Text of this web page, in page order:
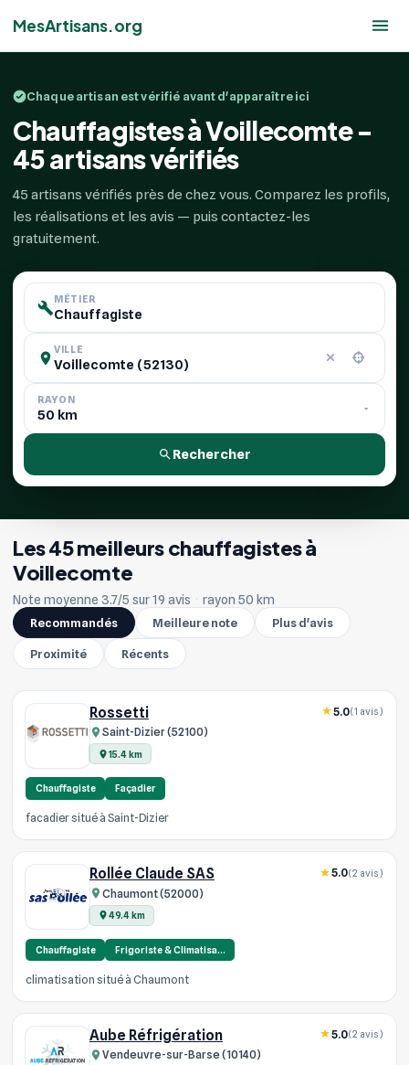
MesArtisans.org
Chaque artisan est vérifié avant d'apparaître ici
Chauffagistes à Voillecomte -
45 artisans vérifiés
45 artisans vérifiés près de chez vous. Comparez les profils,
les réalisations et les avis — puis contactez-les
gratuitement.
MÉTIER
VILLE
RAYON
Rechercher
Les 45 meilleurs chauffagistes à
Voillecomte
Note moyenne 3.7/5 sur 19 avis · rayon 50 km
Recommandés
Meilleure note Plus d'avis
Proximité Récents
Rossetti
Saint-Dizier (52100)
15.4 km
5.0(1 avis)
Chauffagiste Façadier
facadier situé à Saint-Dizier
Rollée Claude SAS
Chaumont (52000)
49.4 km
5.0(2 avis)
Chauffagiste Frigoriste & Climatisa…
climatisation situé à Chaumont
Aube Réfrigération
Vendeuvre-sur-Barse (10140)
5.0(2 avis)